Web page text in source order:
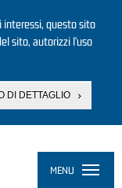
interessi, questo sito
sito, autorizzi l’uso
DI DETTAGLIO
MENU